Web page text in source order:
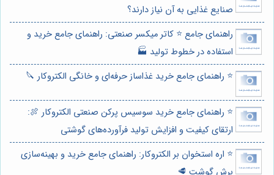
صنایع غذایی به آن نیاز دارند؟
راهنمای جامع ⭐️ کاتر میکسر صنعتی: راهنمای جامع خرید و
استفاده در خطوط تولید 🏭
⭐️ راهنمای جامع خرید غذاساز حرفه‌ای و خانگی الکتروکار 🔪
⭐️ راهنمای جامع خرید سوسیس پرکن صنعتی الکتروکار 🍖:
ارتقای کیفیت و افزایش تولید فرآورده‌های گوشتی
⭐️ اره استخوان بر الکتروکار: راهنمای جامع خرید و بهینه‌سازی
برش گوشت 🥩